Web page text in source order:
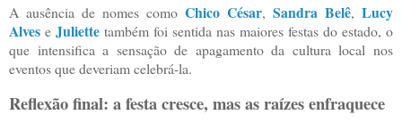
A ausência de nomes como Chico César, Sandra Belê, Lucy
Alves e Juliette também foi sentida nas maiores festas do estado, o
que intensifica a sensação de apagamento da cultura local nos
eventos que deveriam celebrá-la.
Reflexão final: a festa cresce, mas as raízes enfraquece